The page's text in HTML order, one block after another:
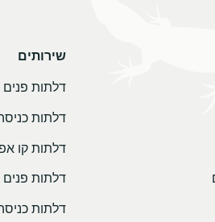
שירותים
דלתות פנים
דלתות
דלתות קו
דלתות
דלתות